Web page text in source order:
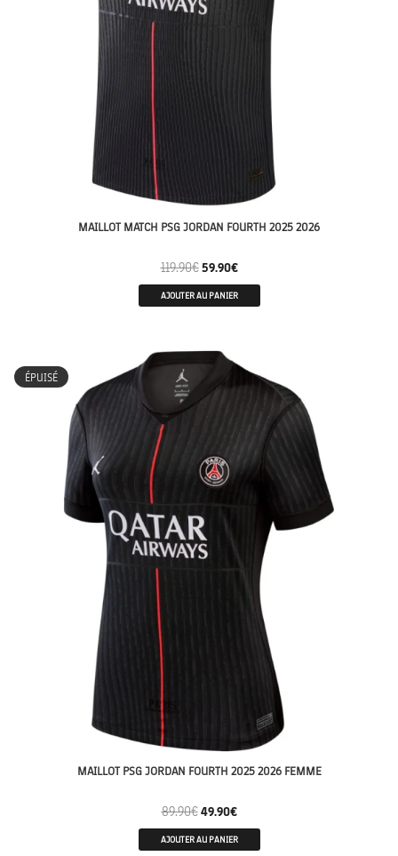
MAILLOT MATCH PSG JORDAN FOURTH 2025 2026
119.90€ 59.90€
AJOUTER AU PANIER
ÉPUISÉ
MAILLOT PSG JORDAN FOURTH 2025 2026 FEMME
89.90€ 49.90€
AJOUTER AU PANIER